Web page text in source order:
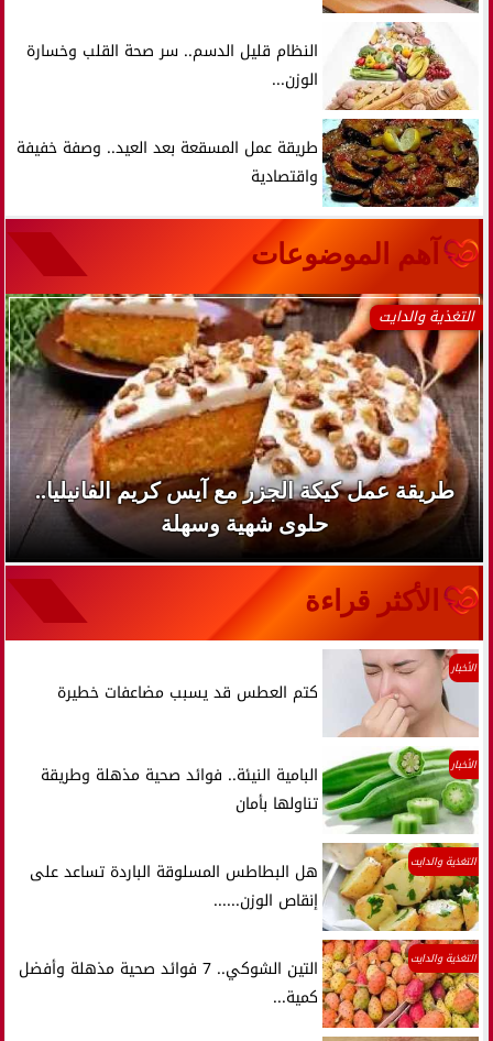
النظام قليل الدسم.. سر صحة القلب وخسارة
الوزن...
طريقة عمل المسقعة بعد العيد.. وصفة خفيفة
واقتصادية
آهم الموضوعات
التغذية والدايت
طريقة عمل كيكة الجزر مع آيس كريم الفانيليا..
حلوى شهية وسهلة
الأكثر قراءة
الأخبار
كتم العطس قد يسبب مضاعفات خطيرة
الأخبار
البامية النيئة.. فوائد صحية مذهلة وطريقة
تناولها بأمان
التغذية والدايت
هل البطاطس المسلوقة الباردة تساعد على
إنقاص الوزن......
التغذية والدايت
التين الشوكي.. 7 فوائد صحية مذهلة وأفضل
كمية...